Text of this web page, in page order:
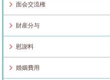
面会交流権
財産分与
慰謝料
婚姻費用